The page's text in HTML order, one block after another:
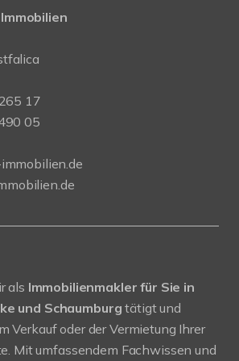
17
05
als Immobilienmakler für Sie in
und Schaumburgtätigt und
Verkauf oder der Vermietung Ihrer
Mit umfassendem Fachwissen und